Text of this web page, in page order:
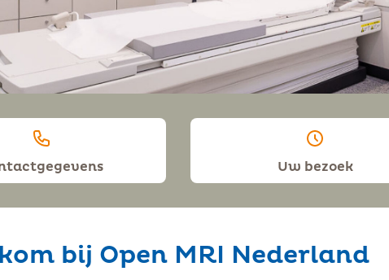
Uw bezoek
bij Open MRI Nederland